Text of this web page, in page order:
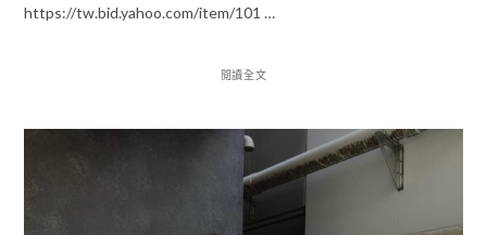
https://tw.bid.yahoo.com/item/101 …
閱讀全文